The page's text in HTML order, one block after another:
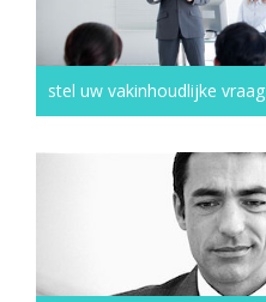
stel uw vakinhoudlijke vraag